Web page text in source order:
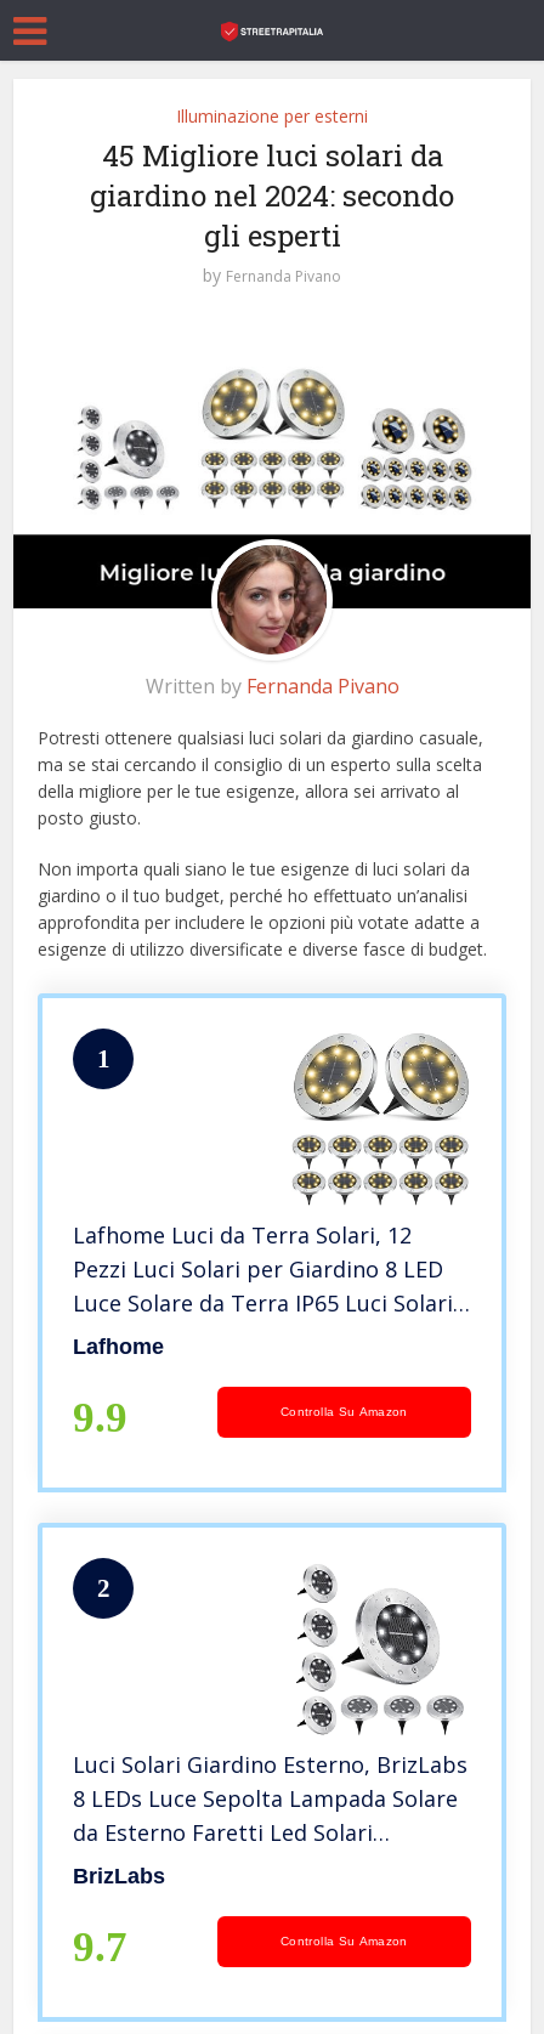
Illuminazione per esterni
45 Migliore luci solari da
giardino nel 2024: secondo
gli esperti
by Fernanda Pivano
Written by Fernanda Pivano
Potresti ottenere qualsiasi luci solari da giardino casuale,
ma se stai cercando il consiglio di un esperto sulla scelta
della migliore per le tue esigenze, allora sei arrivato al
posto giusto.
Non importa quali siano le tue esigenze di luci solari da
giardino o il tuo budget, perché ho effettuato un’analisi
approfondita per includere le opzioni più votate adatte a
esigenze di utilizzo diversificate e diverse fasce di budget.
1
Lafhome Luci da Terra Solari, 12
Pezzi Luci Solari per Giardino 8 LED
Luce Solare da Terra IP65 Luci Solari
da Terra Impermeabili Luce Solare da
Bianco Caldo
Lafhome
9.9 Controlla Su Amazon
2
Luci Solari Giardino Esterno, BrizLabs
8 LEDs Luce Sepolta Lampada Solare
da Esterno Faretti Led Solari
Impermeabile IP65 Luci Terra
Paesaggio, Bianco Freddo 8 Pezzi
BrizLabs
9.7 Controlla Su Amazon